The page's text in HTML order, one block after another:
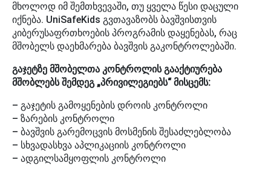
მხოლოდ იმ შემთხვევაში, თუ ყველა წესი დაცული
იქნება. UniSafeKids გვთავაზობს ბავშვისთვის
კიბერუსაფრთხოების პროგრამის დაყენებას, რაც
მშობელს დაეხმარება ბავშვის გაკონტროლებაში.
გაჯეტზე მშობელთა კონტროლის გააქტიურება
მშობლებს შემდეგ „პრივილეგიებს“ მისცემს:
– გაჯეტის გამოყენების დროის კონტროლი
– ზარების კონტროლი
– ბავშვის გარემოცვის მოსმენის შესაძლებლობა
– სხვადასხვა აპლიკაციის კონტროლი
– ადგილსამყოფლის კონტროლი